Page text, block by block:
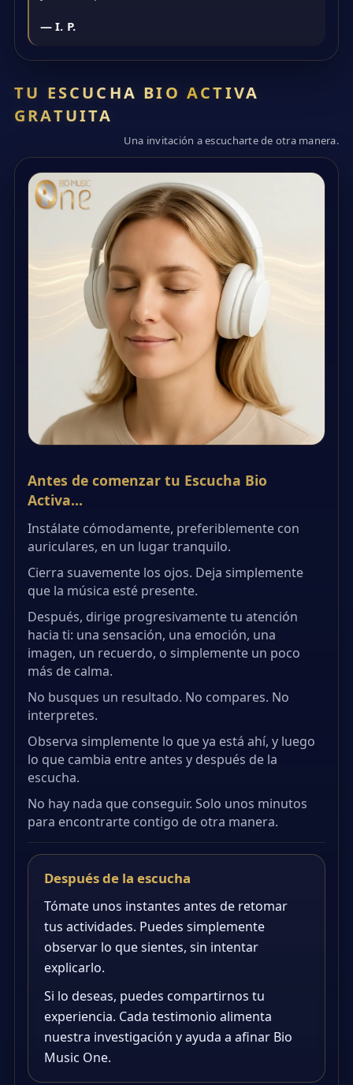
— I. P.
TU ESCUCHA BIO ACTIVA
GRATUITA
Una invitación a escucharte de otra manera.
Antes de comenzar tu Escucha Bio
Activa…
Instálate cómodamente, preferiblemente con
auriculares, en un lugar tranquilo.
Cierra suavemente los ojos. Deja simplemente
que la música esté presente.
Después, dirige progresivamente tu atención
hacia ti: una sensación, una emoción, una
imagen, un recuerdo, o simplemente un poco
más de calma.
No busques un resultado. No compares. No
interpretes.
Observa simplemente lo que ya está ahí, y luego
lo que cambia entre antes y después de la
escucha.
No hay nada que conseguir. Solo unos minutos
para encontrarte contigo de otra manera.
Después de la escucha
Tómate unos instantes antes de retomar
tus actividades. Puedes simplemente
observar lo que sientes, sin intentar
explicarlo.
Si lo deseas, puedes compartirnos tu
experiencia. Cada testimonio alimenta
nuestra investigación y ayuda a afinar Bio
Music One.